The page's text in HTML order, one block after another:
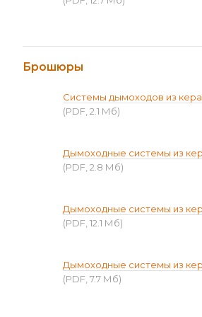
Брошюры
Системы дымоходов из
(PDF, 2.1 Мб)
Дымоходные системы из
(PDF, 2.8 Мб)
Дымоходные системы из
(PDF, 12.1 Мб)
Дымоходные системы из
(PDF, 7.7 Мб)